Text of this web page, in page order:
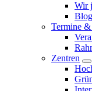
Wir
Termine &
Zentren